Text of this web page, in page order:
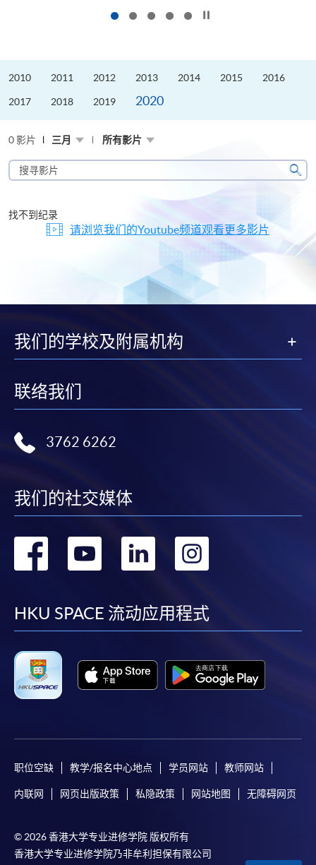
2010 2011 2012 2013 2014 2015 2016
2017 2018 2019 2020
0 影片 三月 所有影片
搜
寻
片
搜
找不到纪录
请浏览我们的Youtube频道观看更多影片
我们的学校及附属机构
联络我们
3762 6262
我们的社交媒体
转
facebook
转
youtube
转
linkedin
转
HKU SPACE 流动应用程式
职位空缺 教学/报名中心地点 学员网站 教师网站
内联网 网页出版政策 私隐政策 网站地图 无障碍网页
© 2026 香港大学专业进修学院 版权所有
香港大学专业进修学院乃非牟利担保有限公司